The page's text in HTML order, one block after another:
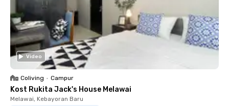
Video
Coliving • Campur
Kost Rukita Jack's House Melawai
Melawai, Kebayoran Baru